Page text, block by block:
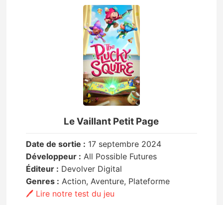
Le Vaillant Petit Page
Date de sortie : 17 septembre 2024
Développeur : All Possible Futures
Éditeur : Devolver Digital
Genres : Action, Aventure, Plateforme
🖊️ Lire notre test du jeu